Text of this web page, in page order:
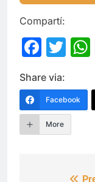
Compartí:
Share via:
Facebook
More